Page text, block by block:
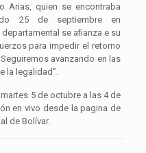
Arias, quien se encontraba
25 de septiembre en
se afianza e su
para impedir el retorno
avanzando en las
la legalidad”.
5 de octubre a las 4 de
en vivo desde la pagina de
de Bolívar.